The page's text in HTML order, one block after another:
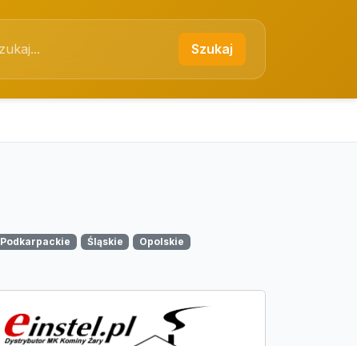
Szukaj
Podkarpackie Śląskie
Opolskie